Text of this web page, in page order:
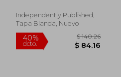
Independently Published,
Tapa Blanda, Nuevo